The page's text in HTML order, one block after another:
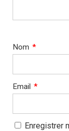
Nom *
Email *
Enregistrer